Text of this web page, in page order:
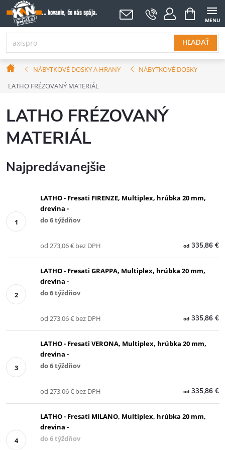
Prejsť
na
obsah
HĽADAŤ
NÁKUPNÝ
KOŠÍK
DomovNÁBYTKOVÉ DOSKY A HRANY
NÁBYTKOVÉ DOSKY
LATHO FRÉZOVANÝ MATERIÁL
LATHO FRÉZOVANÝ
MATERIÁL
Najpredávanejšie
LATHO - Fresati FIRENZE, Multiplex, hrúbka 20 mm,
drevina -
do 6 týždňov
od335,86 €
od 273,06 € bez DPH
LATHO - Fresati GRAPPA, Multiplex, hrúbka 20 mm,
drevina -
do 6 týždňov
od335,86 €
od 273,06 € bez DPH
LATHO - Fresati VERONA, Multiplex, hrúbka 20 mm,
drevina -
do 6 týždňov
od335,86 €
od 273,06 € bez DPH
LATHO - Fresati MILANO, Multiplex, hrúbka 20 mm,
drevina -
do 6 týždňov